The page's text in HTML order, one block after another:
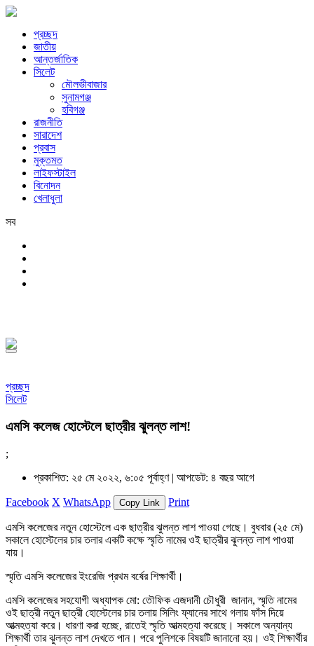
প্রচ্ছদ
জাতীয়
আন্তর্জাতিক
সিলেট
মৌলভীবাজার
সুনামগঞ্জ
হবিগঞ্জ
রাজনীতি
সারাদেশ
প্রবাস
মুক্তমত
লাইফস্টাইল
বিনোদন
খেলাধুলা
সব
প্রচ্ছদ
সিলেট
এমসি কলেজ হোস্টেলে ছাত্রীর ঝুলন্ত লাশ!
;
প্রকাশিত: ২৫ মে ২০২২, ৬:০৫ পূর্বাহ্ণ | আপডেট: ৪ বছর আগে
Facebook X WhatsApp Copy Link Print
এমসি কলেজের নতুন হোস্টেলে এক ছাত্রীর ঝুলন্ত লাশ পাওয়া গেছে। বুধবার (২৫ মে)
সকালে হোস্টেলের চার তলার একটি কক্ষে স্মৃতি নামের ওই ছাত্রীর ঝুলন্ত লাশ পাওয়া
যায়।
স্মৃতি এমসি কলেজের ইংরেজি প্রথম বর্ষের শিক্ষার্থী।
এমসি কলেজের সহযোগী অধ্যাপক মো: তৌফিক এজদানী চৌধুরী জানান, স্মৃতি নামের
ওই ছাত্রী নতুন ছাত্রী হোস্টেলের চার তলায় সিলিং ফ্যানের সাথে গলায় ফাঁস দিয়ে
আত্মহত্যা করে। ধারণা করা হচ্ছে, রাতেই স্মৃতি আত্মহত্যা করেছে। সকালে অন্যান্য
শিক্ষার্থী তার ঝুলন্ত লাশ দেখতে পান। পরে পুলিশকে বিষয়টি জানানো হয়। ওই শিক্ষার্থীর